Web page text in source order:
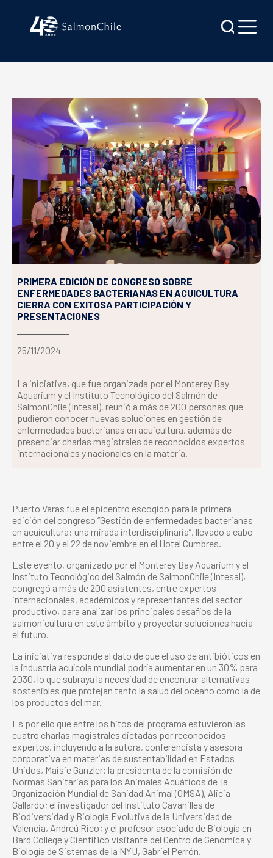
PRIMERA EDICIÓN DE CONGRESO SOBRE
ENFERMEDADES BACTERIANAS EN ACUICULTURA
CIERRA CON EXITOSA PARTICIPACIÓN Y
PRESENTACIONES
25/11/2024
La iniciativa, que fue organizada por el Monterey Bay
Aquarium y el Instituto Tecnológico del Salmón de
SalmonChile (Intesal), reunió a más de 200 personas que
pudieron conocer nuevas soluciones en gestión de
enfermedades bacterianas en acuicultura, además de
presenciar charlas magistrales de reconocidos expertos
internacionales y nacionales en la materia.
Puerto Varas fue el epicentro escogido para la primera
edición del congreso “Gestión de enfermedades bacterianas
en acuicultura: una mirada interdisciplinaria”, llevado a cabo
entre el 20 y el 22 de noviembre en el Hotel Cumbres.
Este evento, organizado por el Monterey Bay Aquarium y el
Instituto Tecnológico del Salmón de SalmonChile (Intesal),
congregó a más de 200 asistentes, entre expertos
internacionales, académicos y representantes del sector
productivo, para analizar los principales desafíos de la
salmonicultura en este ámbito y proyectar soluciones hacia
el futuro.
La iniciativa responde al dato de que el uso de antibióticos en
la industria acuícola mundial podría aumentar en un 30% para
2030, lo que subraya la necesidad de encontrar alternativas
sostenibles que protejan tanto la salud del océano como la de
los productos del mar.
Es por ello que entre los hitos del programa estuvieron las
cuatro charlas magistrales dictadas por reconocidos
expertos, incluyendo a la autora, conferencista y asesora
corporativa en materias de sustentabilidad en Estados
Unidos, Maisie Ganzler; la presidenta de la comisión de
Normas Sanitarias para los Animales Acuáticos de la
Organización Mundial de Sanidad Animal (OMSA), Alicia
Gallardo; el investigador del Instituto Cavanilles de
Biodiversidad y Biología Evolutiva de la Universidad de
Valencia, Andreú Rico; y el profesor asociado de Biología en
Bard College y Científico visitante del Centro de Genómica y
Biología de Sistemas de la NYU, Gabriel Perrón.